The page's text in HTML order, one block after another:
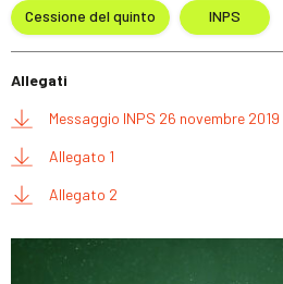
Cessione del quinto INPS
Allegati
Messaggio INPS 26 novembre 2019
Allegato 1
Allegato 2